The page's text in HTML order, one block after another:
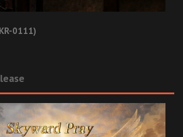
0111)